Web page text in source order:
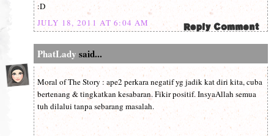
:D
JULY 18, 2011 AT 6:04 AM
PhatLady said...
Moral of The Story : ape2 perkara negatif yg jadik kat diri kita, cuba
bertenang & tingkatkan kesabaran. Fikir positif. InsyaAllah semua
tuh dilalui tanpa sebarang masalah.